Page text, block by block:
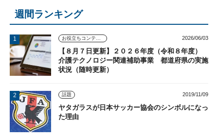
週間ランキング
2026/06/03
【８月７日更新】２０２６年度（令和８年度）
介護テクノロジー関連補助事業 都道府県の実施
状況（随時更新）
話題 2019/11/09
ヤタガラスが日本サッカー協会のシンボルになっ
た理由